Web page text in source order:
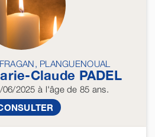
PLANGUENOUAL
Claude PADEL
2025 à l'âge de 85 ans.